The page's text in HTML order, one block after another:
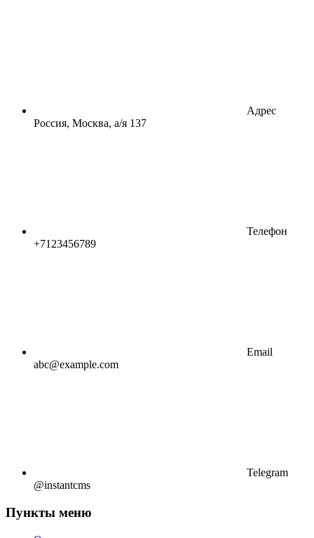
Адрес
Россия, Москва, а/я 137
Телефон
+7123456789
Email
abc@example.com
Telegram
@instantcms
Пункты меню